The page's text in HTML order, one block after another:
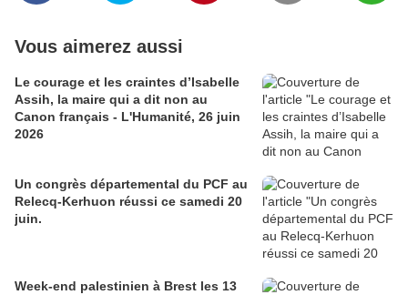
Vous aimerez aussi
Le courage et les craintes d’Isabelle
Assih, la maire qui a dit non au
Canon français - L'Humanité, 26 juin
2026
Un congrès départemental du PCF au
Relecq-Kerhuon réussi ce samedi 20
juin.
Week-end palestinien à Brest les 13